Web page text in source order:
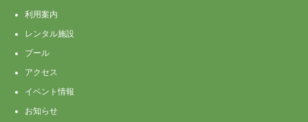
利用案内
レンタル施設
プール
アクセス
イベント情報
お知らせ